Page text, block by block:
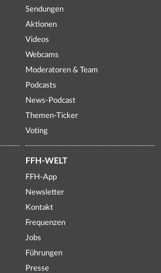
Sendungen
Aktionen
Videos
Webcams
Moderatoren & Team
Podcasts
News-Podcast
Themen-Ticker
Voting
FFH-WELT
FFH-App
Newsletter
Kontakt
Frequenzen
Jobs
Führungen
Presse